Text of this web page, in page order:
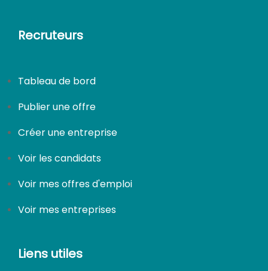
Recruteurs
Tableau de bord
Publier une offre
Créer une entreprise
Voir les candidats
Voir mes offres d'emploi
Voir mes entreprises
Liens utiles